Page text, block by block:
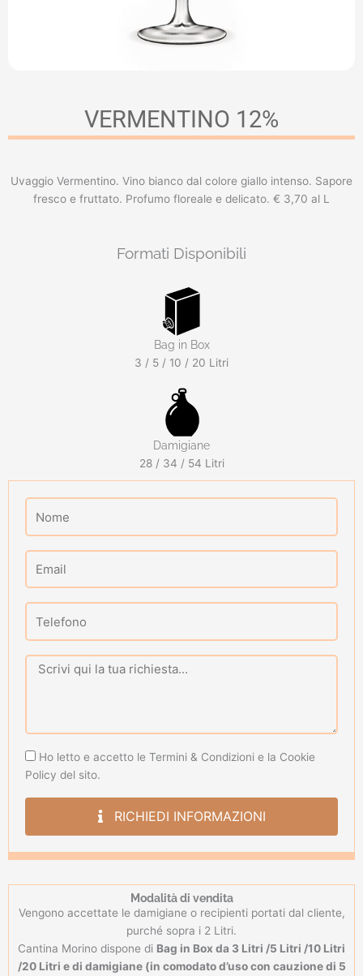
VERMENTINO 12%
Uvaggio Vermentino. Vino bianco dal colore giallo intenso. Sapore
fresco e fruttato. Profumo floreale e delicato. € 3,70 al L
Formati Disponibili
Bag in Box
3 / 5 / 10 / 20 Litri
Damigiane
28 / 34 / 54 Litri
Message
Privacy
Policy
Ho letto e accetto le Termini & Condizioni e la Cookie
Policy del sito.
RICHIEDI INFORMAZIONI
Modalità di vendita
Vengono accettate le damigiane o recipienti portati dal cliente,
purché sopra i 2 Litri.
Cantina Morino dispone di Bag in Box da 3 Litri /5 Litri /10 Litri
/20 Litri e di damigiane (in comodato d’uso con cauzione di 5